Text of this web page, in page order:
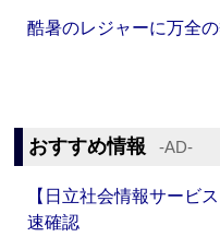
酷暑のレジャーに万全
おすすめ情報 ‐AD‐
【日立社会情報サービ
速確認